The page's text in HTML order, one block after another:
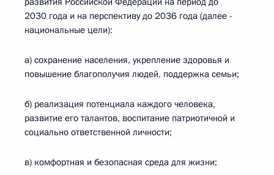
2030 года и на перспективу до 2036 года (далее -
национальные цели):
а) сохранение населения, укрепление здоровья и
повышение благополучия людей, поддержка семьи;
б) реализация потенциала каждого человека,
развитие его талантов, воспитание патриотичной и
социально ответственной личности;
в) комфортная и безопасная среда для жизни;